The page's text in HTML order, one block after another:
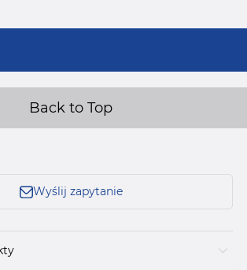
Back to Top
Wyślij zapytanie